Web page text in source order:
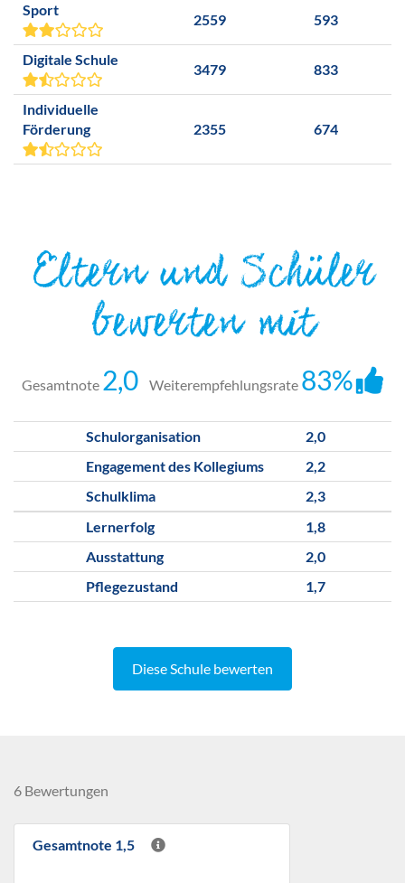
Sport
2559 593
Digitale Schule
3479 833
Individuelle
Förderung
2355 674
Eltern und Schüler
bewerten mit
Gesamtnote 2,0 Weiterempfehlungsrate 83%
Schulorganisation
2,0
Engagement des Kollegiums
2,2
Schulklima
2,3
Lernerfolg
1,8
Ausstattung
2,0
Pflegezustand
1,7
Diese Schule bewerten
6 Bewertungen
Gesamtnote 1,5